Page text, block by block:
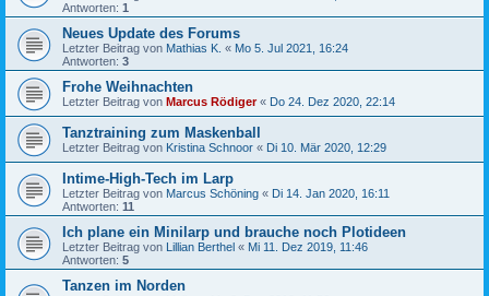
Antworten: 1
Neues Update des Forums
Letzter Beitrag von Mathias K. « Mo 5. Jul 2021, 16:24
Antworten: 3
Frohe Weihnachten
Letzter Beitrag von Marcus Rödiger« Do 24. Dez 2020, 22:14
Tanztraining zum Maskenball
Letzter Beitrag von Kristina Schnoor « Di 10. Mär 2020, 12:29
Intime-High-Tech im Larp
Letzter Beitrag von Marcus Schöning « Di 14. Jan 2020, 16:11
Antworten: 11
Ich plane ein Minilarp und brauche noch Plotideen
Letzter Beitrag von Lillian Berthel « Mi 11. Dez 2019, 11:46
Antworten: 5
Tanzen im Norden